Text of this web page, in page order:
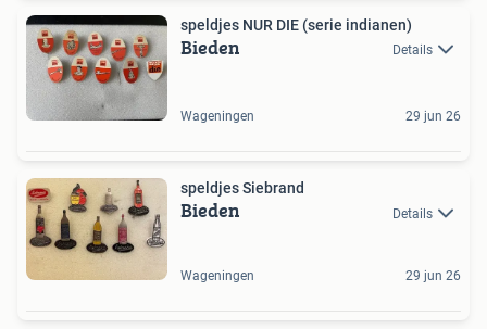
speldjes NUR DIE (serie indianen)
Bieden Details
Wageningen 29 jun 26
speldjes Siebrand
Bieden Details
Wageningen 29 jun 26